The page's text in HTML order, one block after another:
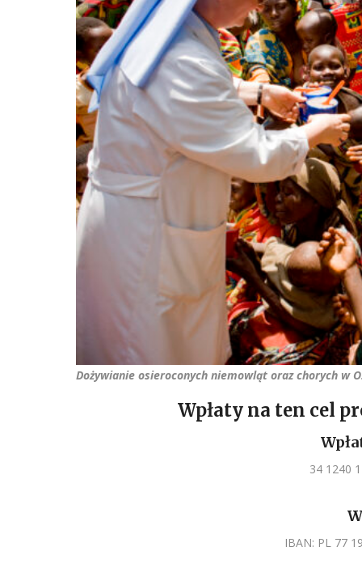
Dożywianie osieroconych niemowląt oraz chorych w
Wpłaty na ten cel
34 1240
IBAN: PL 77